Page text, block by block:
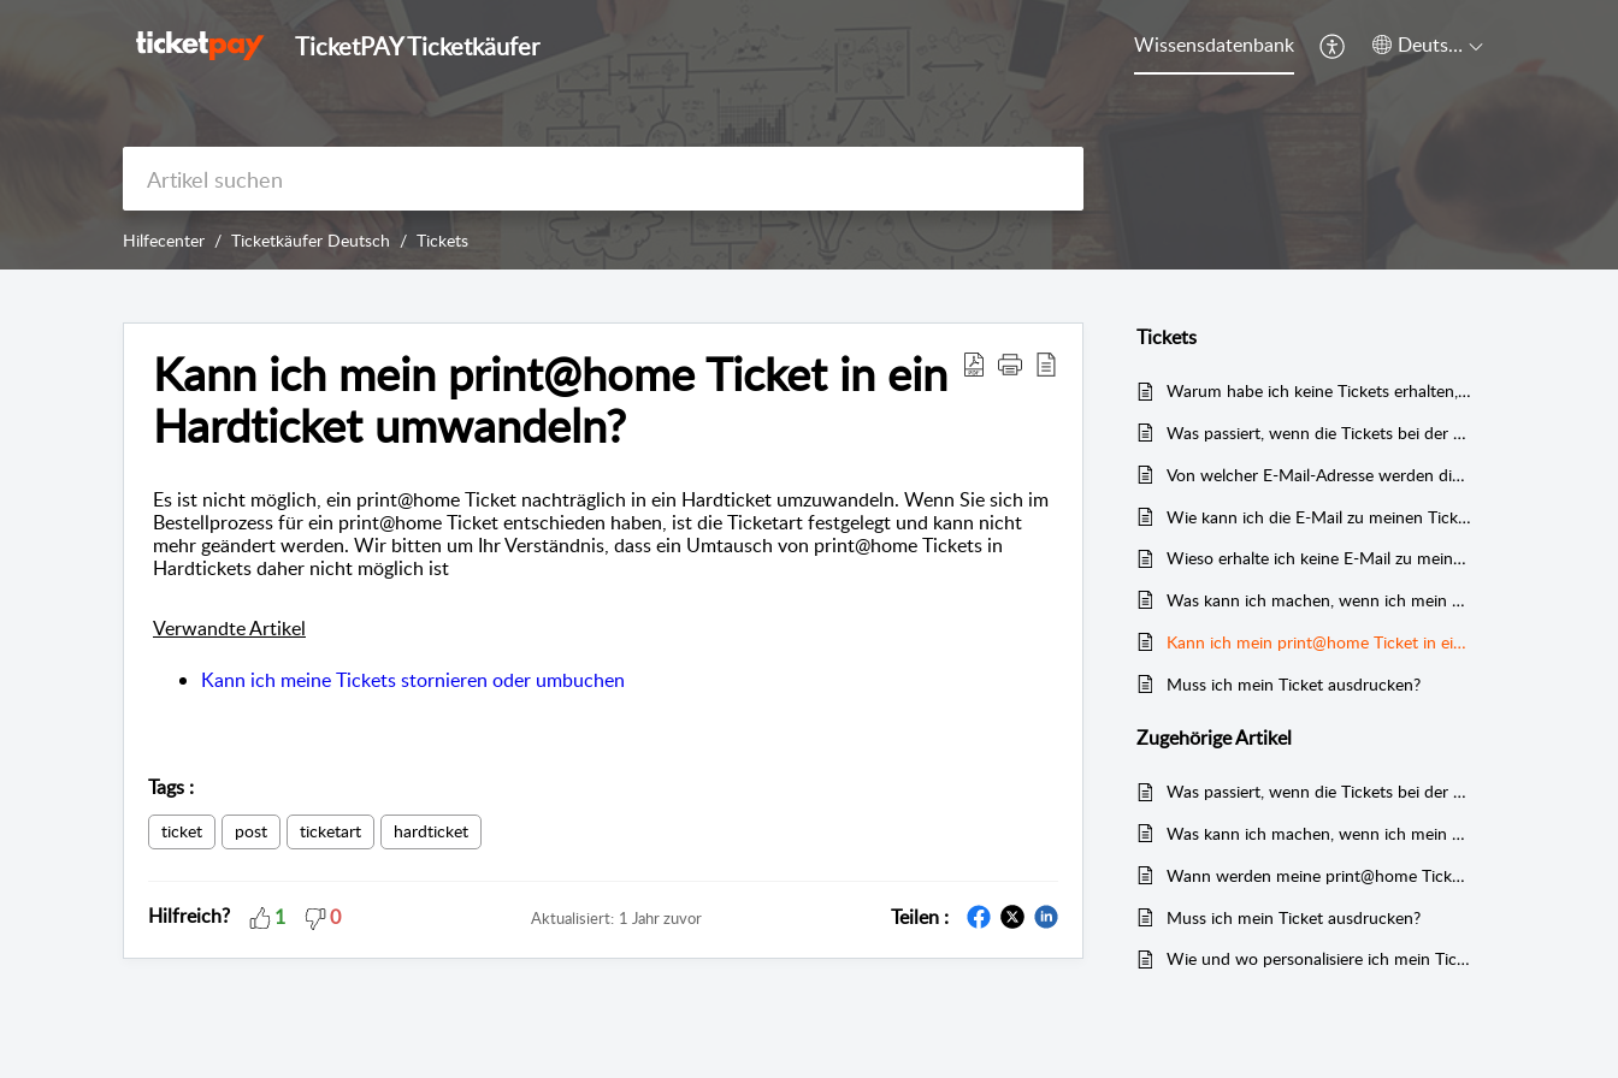
TicketPAY Ticketkäufer Wissensdatenbank Deutsch
Hilfecenter Ticketkäufer Deutsch Tickets
Kann ich mein print@home Ticket in ein
Hardticket umwandeln?
Es ist nicht möglich, ein print@home Ticket nachträglich in ein Hardticket umzuwandeln. Wenn Sie sich im
Bestellprozess für ein print@home Ticket entschieden haben, ist die Ticketart festgelegt und kann nicht
mehr geändert werden. Wir bitten um Ihr Verständnis, dass ein Umtausch von print@home Tickets in
Hardtickets daher nicht möglich ist
Verwandte Artikel
Kann ich meine Tickets stornieren oder umbuchen
Tags :
ticket post ticketart hardticket
Hilfreich? 1 0 Aktualisiert: 1 Jahr zuvor Teilen :
Tickets
Warum habe ich keine Tickets erhalten, obwohl ich bezahlt habe?
Was passiert, wenn die Tickets bei der Post verloren gehen?
Von welcher E-Mail-Adresse werden die print@home Tickets versendet?
Wie kann ich die E-Mail zu meinen Tickets erneut anfordern?
Wieso erhalte ich keine E-Mail zu meinen Tickets?
Was kann ich machen, wenn ich mein Hardticket verloren habe?
Kann ich mein print@home Ticket in ein Hardticket umwandeln?
Muss ich mein Ticket ausdrucken?
ZugehörigeArtikel
Was passiert, wenn die Tickets bei der Post verloren gehen?
Was kann ich machen, wenn ich mein Hardticket verloren habe?
Wann werden meine print@home Tickets versendet?
Muss ich mein Ticket ausdrucken?
Wie und wo personalisiere ich mein Ticket?